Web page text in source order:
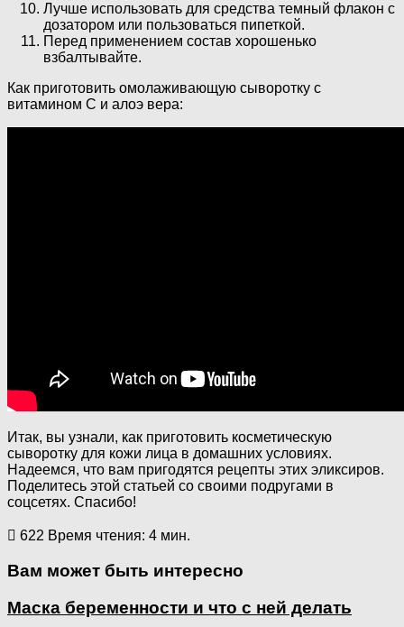
Лучше использовать для средства темный флакон с
дозатором или пользоваться пипеткой.
Перед применением состав хорошенько
взбалтывайте.
Как приготовить омолаживающую сыворотку с
витамином С и алоэ вера:
Итак, вы узнали, как приготовить косметическую
сыворотку для кожи лица в домашних условиях.
Надеемся, что вам пригодятся рецепты этих эликсиров.
Поделитесь этой статьей со своими подругами в
соцсетях. Спасибо!
622 Время чтения: 4 мин.
Вам может быть интересно
Маска беременности и что с ней делать